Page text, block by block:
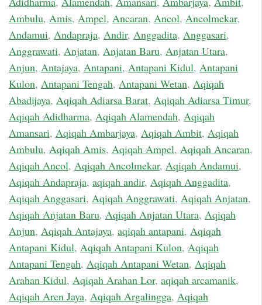
Ambulu, Amis, Ampel, Ancaran, Ancol, Ancolmekar,
Andamui, Andapraja, Andir, Anggadita, Anggasari,
Anggrawati, Anjatan, Anjatan Baru, Anjatan Utara,
Anjun, Antajaya, Antapani, Antapani Kidul, Antapani
Kulon, Antapani Tengah, Antapani Wetan, Aqiqah
Abadijaya, Aqiqah Adiarsa Barat, Aqiqah Adiarsa Timur,
Aqiqah Adidharma, Aqiqah Alamendah, Aqiqah
Amansari, Aqiqah Ambarjaya, Aqiqah Ambit, Aqiqah
Ambulu, Aqiqah Amis, Aqiqah Ampel, Aqiqah Ancaran,
Aqiqah Ancol, Aqiqah Ancolmekar, Aqiqah Andamui,
Aqiqah Andapraja, aqiqah andir, Aqiqah Anggadita,
Aqiqah Anggasari, Aqiqah Anggrawati, Aqiqah Anjatan,
Aqiqah Anjatan Baru, Aqiqah Anjatan Utara, Aqiqah
Anjun, Aqiqah Antajaya, aqiqah antapani, Aqiqah
Antapani Kidul, Aqiqah Antapani Kulon, Aqiqah
Antapani Tengah, Aqiqah Antapani Wetan, Aqiqah
Arahan Kidul, Aqiqah Arahan Lor, aqiqah arcamanik,
Aqiqah Aren Jaya, Aqiqah Argalingga, Aqiqah